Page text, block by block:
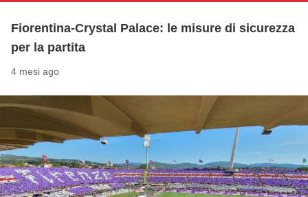
Fiorentina-Crystal Palace: le misure di sicurezza
per la partita
4 mesi ago